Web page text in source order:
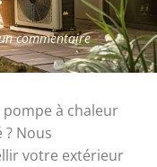
commentaire
à chaleur
Nous
votre extérieur